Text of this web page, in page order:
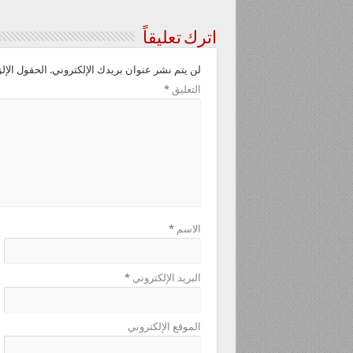
اترك تعليقاً
لن يتم نشر عنوان بريدك الإلكتروني. الحقول
التعليق*
الاسم*
البريد الإلكتروني*
الموقع الإلكتروني